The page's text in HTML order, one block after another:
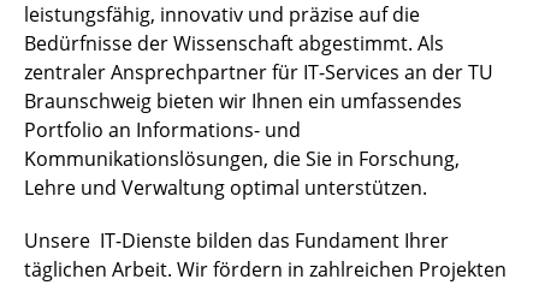
HPC - Hochleistungsrechnen
Identitätsmanagement
Kollaboration, Kommunikation & Messaging
Medientechnik & Veranstaltungsräume
Netz- & Infrastrukturdienste
leistungsfähig, innovativ und präzise auf die
Bedürfnisse der Wissenschaft abgestimmt. Als
zentraler Ansprechpartner für IT-Services an der TU
Braunschweig bieten wir Ihnen ein umfassendes
Portfolio an Informations- und
Kommunikationslösungen, die Sie in Forschung,
Lehre und Verwaltung optimal unterstützen.
Unsere IT-Dienste bilden das Fundament Ihrer
täglichen Arbeit. Wir fördern in zahlreichen Projekten